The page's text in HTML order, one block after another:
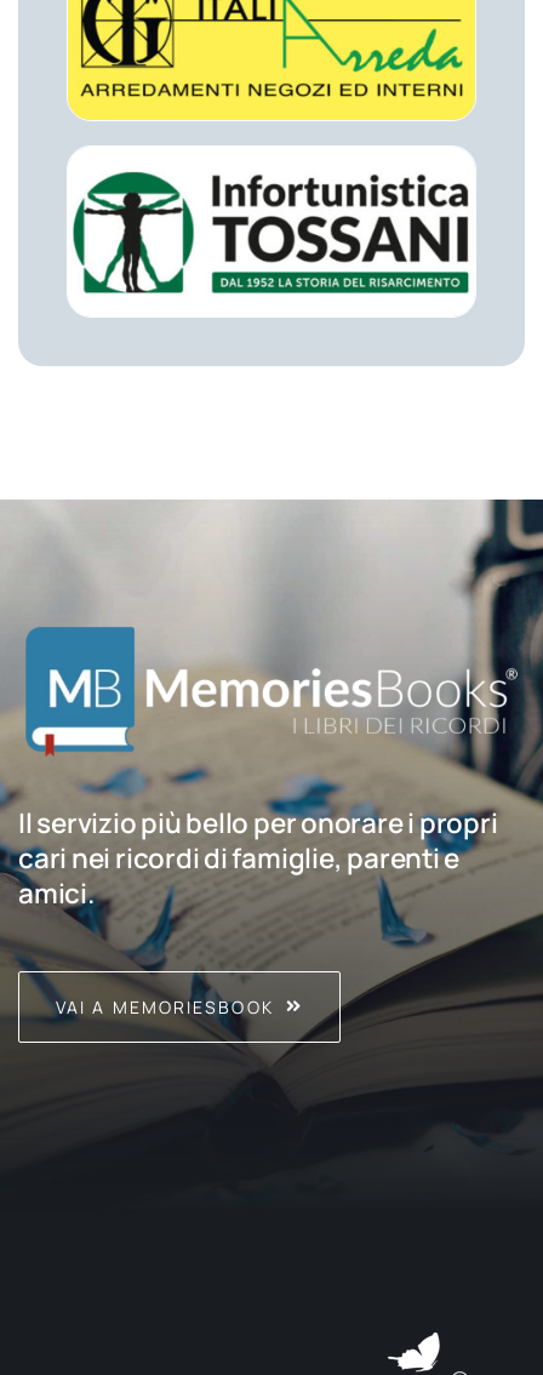
Il servizio più bello per onorare i propri
cari nei ricordi di famiglie, parenti e
amici.
VAI A MEMORIESBOOK